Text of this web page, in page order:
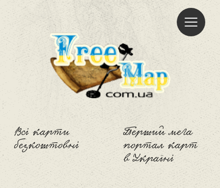
Всі карти
безкоштовні
Freemap
Перший мега
портал карт
в Україні